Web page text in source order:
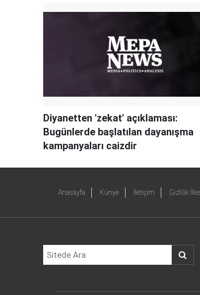
Diyanetten 'zekat' açıklaması:
Bugünlerde başlatılan dayanışma
kampanyaları caizdir
Anasayfa Künye İletişim Gizlilik